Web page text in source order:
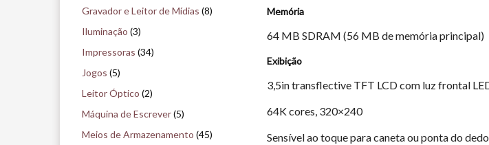
Memória
64 MB SDRAM (56 MB de memória principal)
Exibição
3,5in transflective TFT LCD com luz frontal
64K cores, 320×240
Sensível ao toque para caneta ou ponta do dedo
Gravador e Leitor de Mídias (8)
Iluminação (3)
Impressoras (34)
Jogos (5)
Leitor Óptico (2)
Máquina de Escrever(5)
Meios de Armazenamento (45)